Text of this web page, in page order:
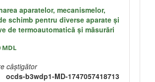
aparatelor, mecanismelor,
schimb pentru diverse aparate și
de termoautomatică și măsurări
MDL
câștigător
ocds-b3wdp1-MD-1747057418713